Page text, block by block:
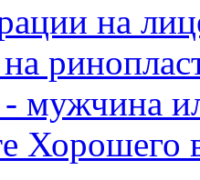
на
мужчина
Хорошего